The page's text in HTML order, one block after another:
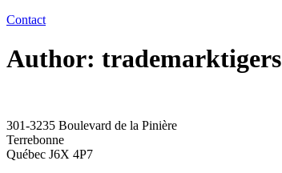
Contact
Author: trademarktigers
301-3235 Boulevard de la Pinière
Terrebonne
Québec J6X 4P7